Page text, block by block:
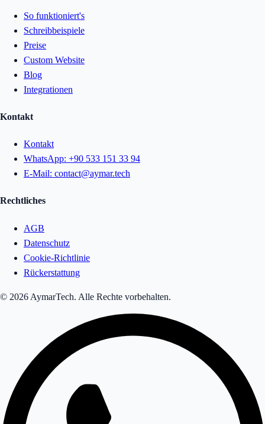
So funktioniert's
Schreibbeispiele
Preise
Custom Website
Blog
Integrationen
Kontakt
Kontakt
WhatsApp: +90 533 151 33 94
E-Mail: contact@aymar.tech
Rechtliches
AGB
Datenschutz
Cookie-Richtlinie
Rückerstattung
© 2026 AymarTech. Alle Rechte vorbehalten.